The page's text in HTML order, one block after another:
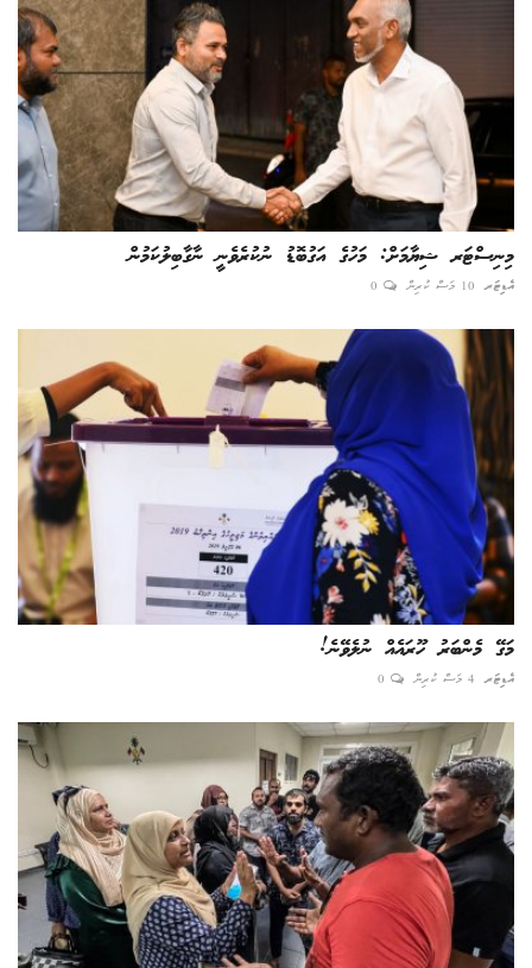
މިނިސްޓަރ ޝިޔާމަށް: މަހުގެ އަގުބޮޑު ނުކުރެވެނީ ނާގާބިލުކަމުން
އެޑިޓަރ 10 މަސް ކުރިން 0
މަގޭ މެންބަރު ހޫރައެއް ނުލެވޭނެ!
އެޑިޓަރ 4 މަސް ކުރިން 0